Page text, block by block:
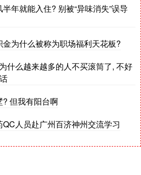
年就能入住? 别被“异味消失”误导
为什么被称为职场福利天花板?
什么越来越多的人不买滚筒了, 不好
但我有阳台啊
人员赴广州百济神州交流学习